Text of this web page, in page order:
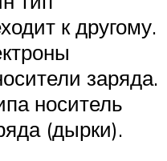
к другому.
заряда.
носитель
(дырки).